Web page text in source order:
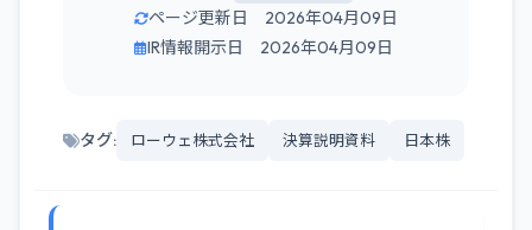
ページ更新日 2026年04月09日
IR情報開示日 2026年04月09日
タグ: ローウェ株式会社 決算説明資料 日本株